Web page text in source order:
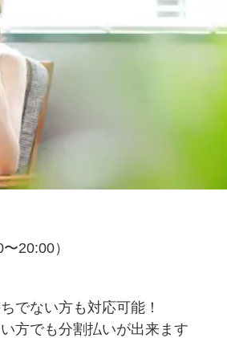
20:00）
でない方も対応可能！
方でも分割払いが出来ます